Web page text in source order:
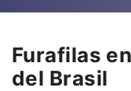
Furafilas
del Brasil